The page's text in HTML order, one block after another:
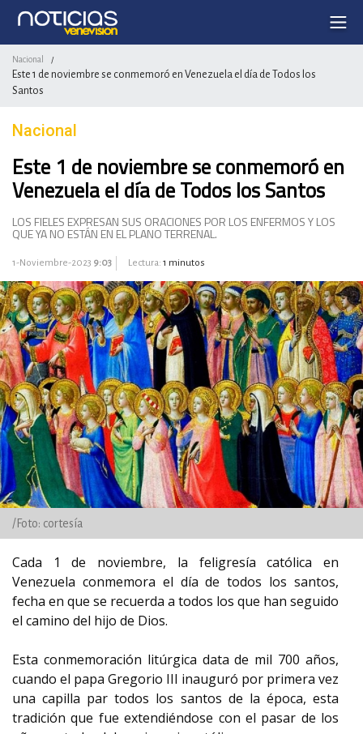
Nacional /
Este 1 de noviembre se conmemoró en Venezuela el día de Todos los
Santos
Nacional
Este 1 de noviembre se conmemoró en
Venezuela el día de Todos los Santos
LOS FIELES EXPRESAN SUS ORACIONES POR LOS ENFERMOS Y LOS
QUE YA NO ESTÁN EN EL PLANO TERRENAL.
1-Noviembre-2023 9:03 Lectura: 1 minutos
/Foto: cortesía
Cada 1 de noviembre, la feligresía católica en
Venezuela conmemora el día de todos los santos,
fecha en que se recuerda a todos los que han seguido
el camino del hijo de Dios.
Esta conmemoración litúrgica data de mil 700 años,
cuando el papa Gregorio III inauguró por primera vez
una capilla par todos los santos de la época, esta
tradición que fue extendiéndose con el pasar de los